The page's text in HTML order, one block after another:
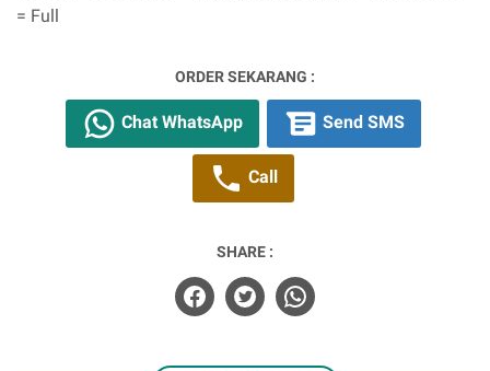
= Full
ORDER SEKARANG :
Chat WhatsApp Send SMS
Call
SHARE :